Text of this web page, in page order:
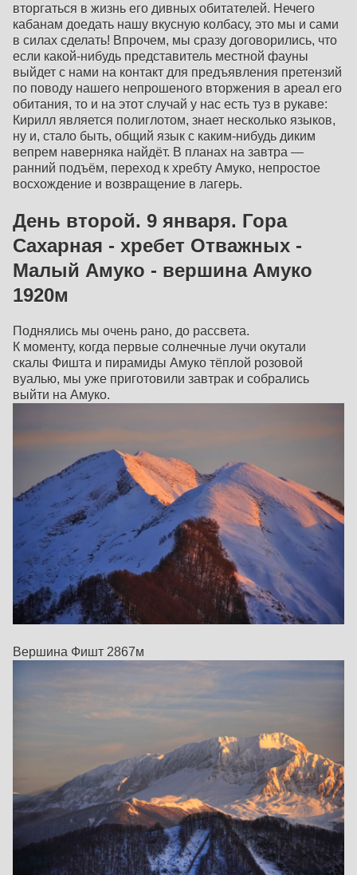
вторгаться в жизнь его дивных обитателей. Нечего
кабанам доедать нашу вкусную колбасу, это мы и сами
в силах сделать! Впрочем, мы сразу договорились, что
если какой-нибудь представитель местной фауны
выйдет с нами на контакт для предъявления претензий
по поводу нашего непрошеного вторжения в ареал его
обитания, то и на этот случай у нас есть туз в рукаве:
Кирилл является полиглотом, знает несколько языков,
ну и, стало быть, общий язык с каким-нибудь диким
вепрем наверняка найдёт. В планах на завтра —
ранний подъём, переход к хребту Амуко, непростое
восхождение и возвращение в лагерь.
День второй. 9 января. Гора
Сахарная - хребет Отважных -
Малый Амуко - вершина Амуко
1920м
Поднялись мы очень рано, до рассвета.
К моменту, когда первые солнечные лучи окутали
скалы Фишта и пирамиды Амуко тёплой розовой
вуалью, мы уже приготовили завтрак и собрались
выйти на Амуко.
Вершина Фишт 2867м